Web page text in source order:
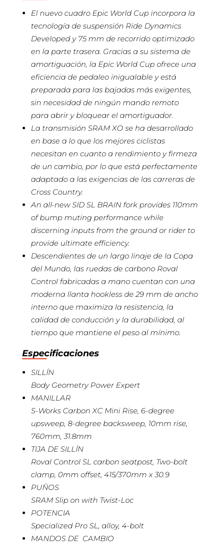
El nuevo cuadro Epic World Cup incorpora la
tecnología de suspensión Ride Dynamics
Developed y 75 mm de recorrido optimizado
en la parte trasera. Gracias a su sistema de
amortiguación, la Epic World Cup ofrece una
eficiencia de pedaleo inigualable y está
preparada para las bajadas más exigentes,
sin necesidad de ningún mando remoto
para abrir y bloquear el amortiguador.
La transmisión SRAM XO se ha desarrollado
en base a lo que los mejores ciclistas
necesitan en cuanto a rendimiento y firmeza
de un cambio, por lo que está perfectamente
adaptado a las exigencias de las carreras de
Cross Country.
An all-new SID SL BRAIN fork provides 110mm
of bump muting performance while
discerning inputs from the ground or rider to
provide ultimate efficiency.
Descendientes de un largo linaje de la Copa
del Mundo, las ruedas de carbono Roval
Control fabricadas a mano cuentan con una
moderna llanta hookless de 29 mm de ancho
interno que maximiza la resistencia, la
calidad de conducción y la durabilidad, al
tiempo que mantiene el peso al mínimo.
Especificaciones
SILLÍN
Body Geometry Power Expert
MANILLAR
S-Works Carbon XC Mini Rise, 6-degree
upsweep, 8-degree backsweep, 10mm rise,
760mm, 31.8mm
TIJA DE SILLÍN
Roval Control SL carbon seatpost, Two-bolt
clamp, 0mm offset, 415/370mm x 30.9
PUÑOS
SRAM Slip on with Twist-Loc
POTENCIA
Specialized Pro SL, alloy, 4-bolt
MANDOS DE CAMBIO